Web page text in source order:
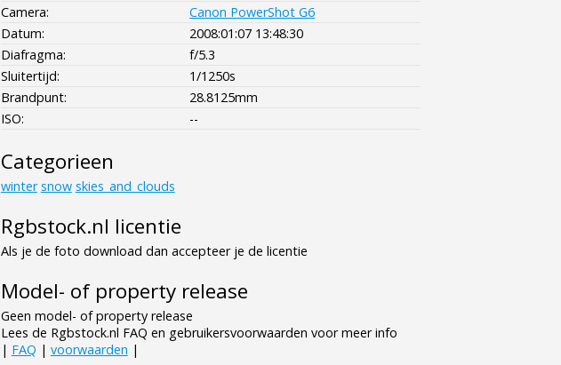
Camera:
Canon PowerShot G6
Datum:
2008:01:07 13:48:30
Diafragma:
f/5.3
Sluitertijd:
1/1250s
Brandpunt:
28.8125mm
ISO:
--
Categorieen
winter snow skies_and_clouds
Rgbstock.nl licentie
Als je de foto download dan accepteer je de licentie
Model- of property release
Geen model- of property release
Lees de Rgbstock.nl FAQ en gebruikersvoorwaarden voor meer info
| FAQ | voorwaarden |